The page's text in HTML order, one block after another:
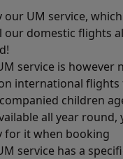
our UM service,
our domestic flights
service is however
international
children
all year round,
for it when booking
service has a